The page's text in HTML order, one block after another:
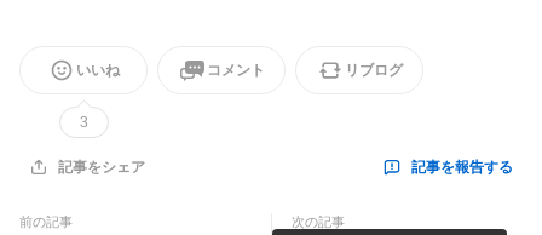
いいね
3
コメント リブログ
記事をシェア 記事を報告する
前の記事 次の記事